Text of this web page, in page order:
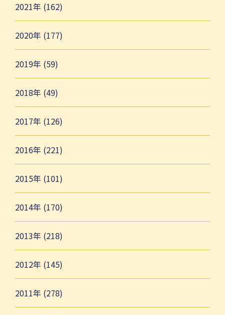
2021年 (162)
2020年 (177)
2019年 (59)
2018年 (49)
2017年 (126)
2016年 (221)
2015年 (101)
2014年 (170)
2013年 (218)
2012年 (145)
2011年 (278)